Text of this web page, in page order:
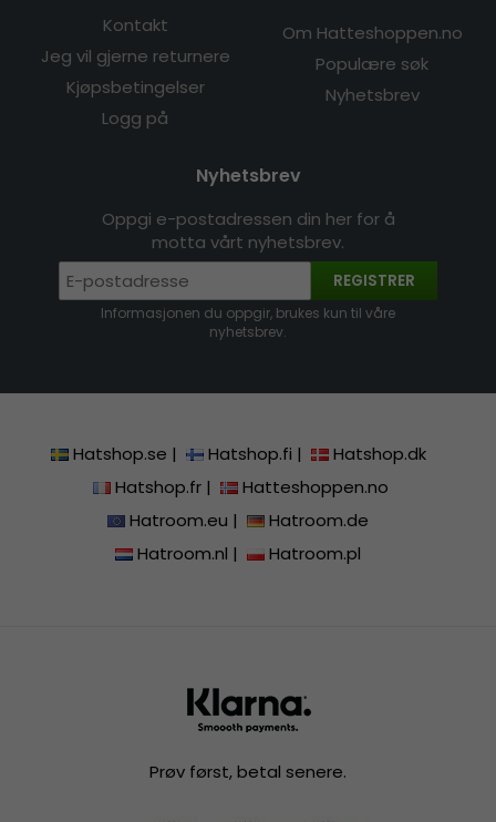
Kontakt
Jeg vil gjerne returnere
Kjøpsbetingelser
Logg på
Om Hatteshoppen.no
Populære søk
Nyhetsbrev
Nyhetsbrev
Oppgi e-postadressen din her for å
motta vårt nyhetsbrev.
REGISTRER
Informasjonen du oppgir, brukes kun til våre
nyhetsbrev.
Hatshop.se | Hatshop.fi |
Hatshop.dk
Hatshop.fr|
Hatteshoppen.no
Hatroom.eu |
Hatroom.de
Hatroom.nl | Hatroom.pl
Prøv først, betal senere.